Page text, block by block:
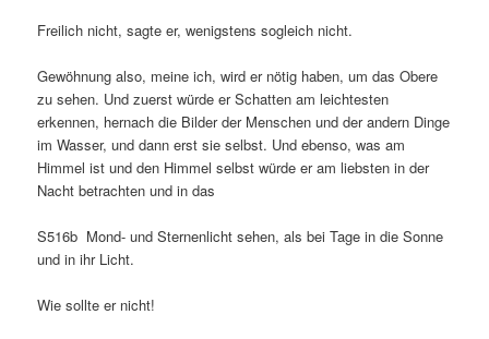
Freilich nicht, sagte er, wenigstens sogleich nicht.
Gewöhnung also, meine ich, wird er nötig haben, um das Obere
zu sehen. Und zuerst würde er Schatten am leichtesten
erkennen, hernach die Bilder der Menschen und der andern Dinge
im Wasser, und dann erst sie selbst. Und ebenso, was am
Himmel ist und den Himmel selbst würde er am liebsten in der
Nacht betrachten und in das
S516b Mond- und Sternenlicht sehen, als bei Tage in die Sonne
und in ihr Licht.
Wie sollte er nicht!